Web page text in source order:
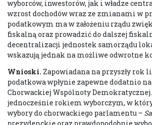
wyborców, inwestorów, jak i władze
wzrost dochodów wraz ze zmianami w
podatkowym ma w założeniu rządu
fiskalną oraz prowadzić do dalszej
decentralizacji jednostek samorządu
wskazują jednak na możliwe odwrotne
Wnioski. Zapowiadana na przyszły rok
podatkowa wpłynie zapewne dodatnio
Chorwackiej Wspólnoty Demokratycznej.
jednocześnie rokiem wyborczym, w
wybory do chorwackiego parlamentu –
prezydenckie oraz prawdopodobnie